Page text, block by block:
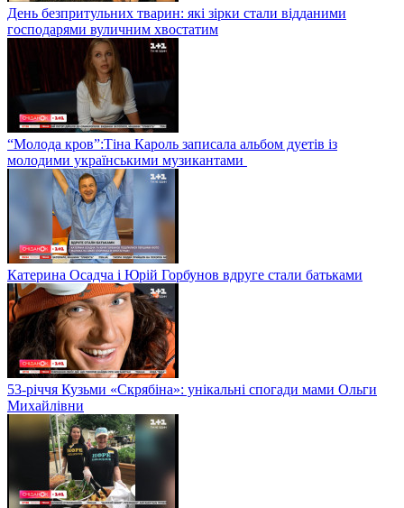
День безпритульних тварин: які зірки стали відданими
господарями вуличним хвостатим
“Молода кров”:Тіна Кароль записала альбом дуетів із
молодими українськими музикантами
Катерина Осадча і Юрій Горбунов вдруге стали батьками
53-річчя Кузьми «Скрябіна»: унікальні спогади мами Ольги
Михайлівни